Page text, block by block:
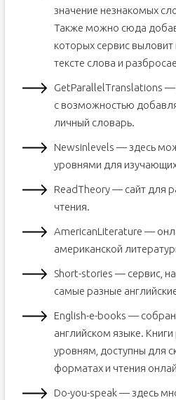
значение незнакомых
Также можно сюда
которых сервис
тексте слова и
GetParallelTranslations —
с возможностью
личный словарь.
Newsinlevels — здесь
уровнями для
ReadTheory — сайт для
чтения.
AmericanLiterature —
американской
Short-stories — сервис,
самые разные
English-e-books —
английском языке.
уровням, доступны для
форматах и чтения
Do-you-speak — здесь